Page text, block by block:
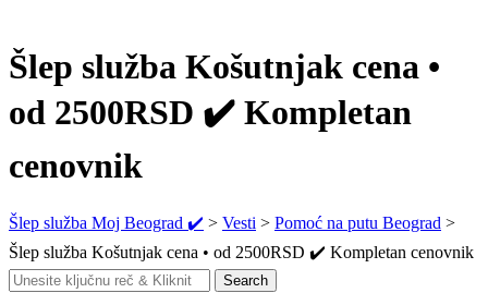
Šlep služba Košutnjak cena •
od 2500RSD ✔️ Kompletan
cenovnik
Šlep služba Moj Beograd ✔️ > Vesti > Pomoć na putu Beograd >
Šlep služba Košutnjak cena • od 2500RSD ✔️ Kompletan cenovnik
Search
Search